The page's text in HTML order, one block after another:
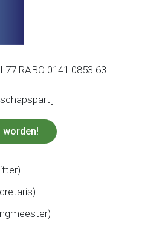
RABO 0141 0853 63
worden!